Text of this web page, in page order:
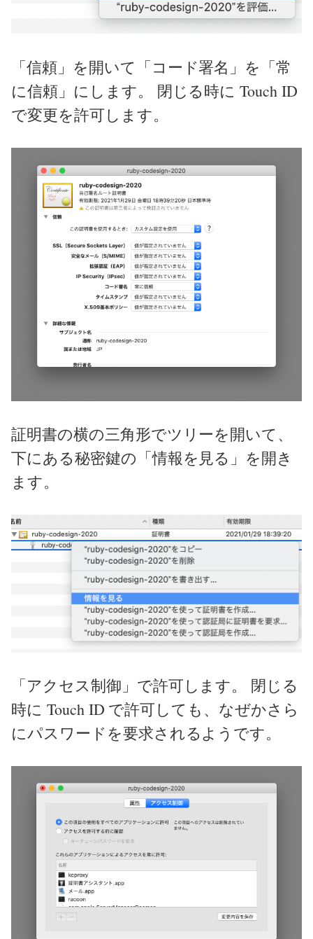
「信頼」を開いて「コード署名」を「常
に信頼」にします。 閉じる時に Touch ID
で変更を許可します。
証明書の横の三角形でツリーを開いて、
下にある秘密鍵の「情報を見る」を開き
ます。
「アクセス制御」で許可します。 閉じる
時に Touch ID で許可しても、なぜかさら
にパスワードを要求されるようです。